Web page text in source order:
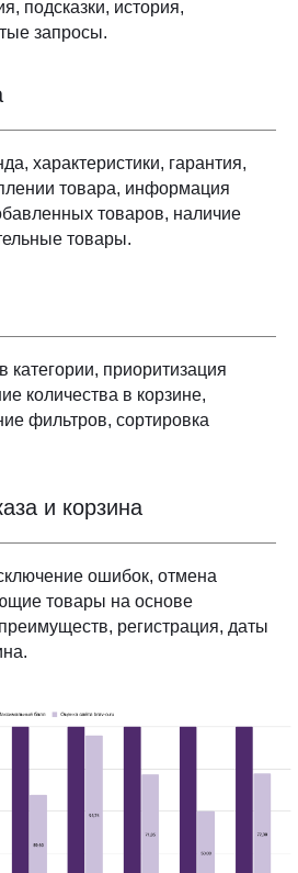
подсказки, история,
запросы.
характеристики, гарантия,
товара, информация
товаров, наличие
товары.
категории, приоритизация
количества в корзине,
фильтров, сортировка
и корзина
ошибок, отмена
товары на основе
регистрация, даты